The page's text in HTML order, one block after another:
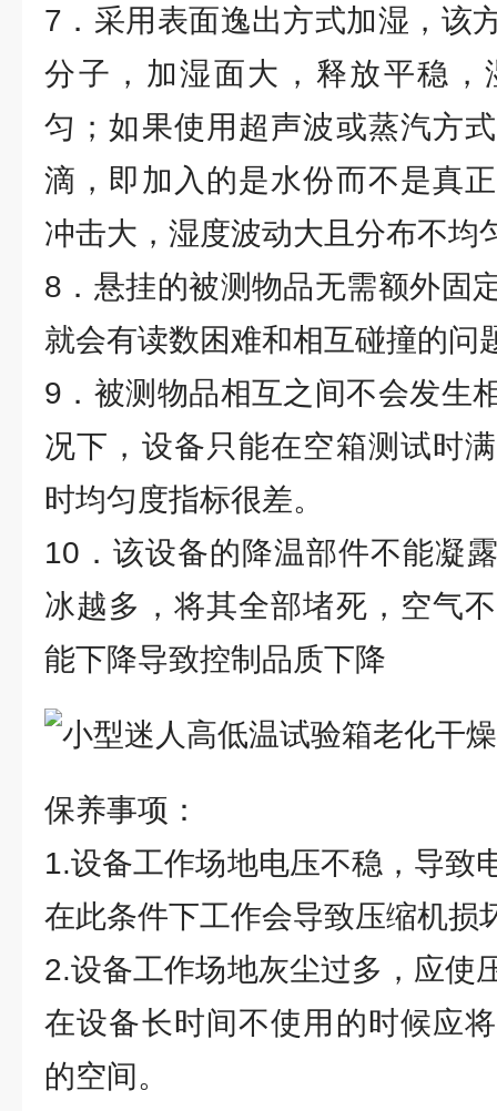
7．采用表面逸出方式加湿，该
分子，加湿面大，释放平稳，
匀；如果使用超声波或蒸汽方
滴，即加入的是水份而不是真
冲击大，湿度波动大且分布不均
8．悬挂的被测物品无需额外固
就会有读数困难和相互碰撞的问
9．被测物品相互之间不会发生
况下，设备只能在空箱测试时
时均匀度指标很差。
10．该设备的降温部件不能凝
冰越多，将其全部堵死，空气
能下降导致控制品质下降
保养事项：
1.设备工作场地电压不稳，导致
在此条件下工作会导致压缩机损
2.设备工作场地灰尘过多，应使
在设备长时间不使用的时候应
的空间。